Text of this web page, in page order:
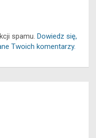
spamu. Dowiedz się,
Twoich komentarzy.